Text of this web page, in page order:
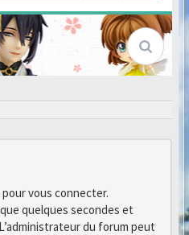
vous connecter.
quelques secondes et
du forum peut